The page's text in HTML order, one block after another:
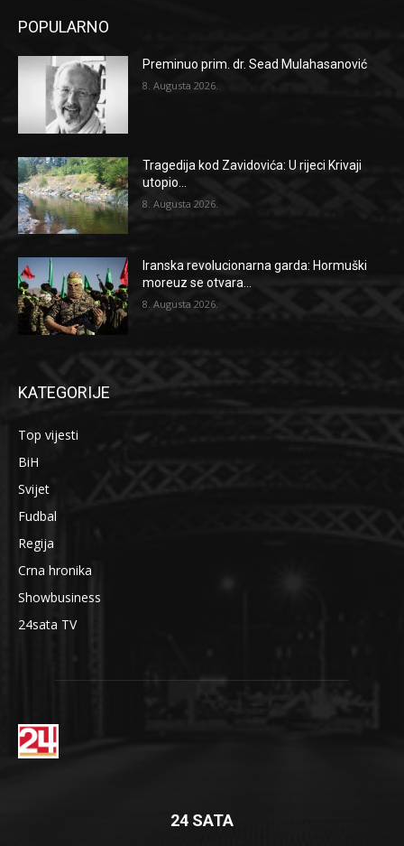
POPULARNO
Preminuo prim. dr. Sead Mulahasanović
8. Augusta 2026.
Tragedija kod Zavidovića: U rijeci Krivaji
utopio...
8. Augusta 2026.
Iranska revolucionarna garda: Hormuški
moreuz se otvara...
8. Augusta 2026.
KATEGORIJE
Top vijesti
BiH
Svijet
Fudbal
Regija
Crna hronika
Showbusiness
24sata TV
24 SATA